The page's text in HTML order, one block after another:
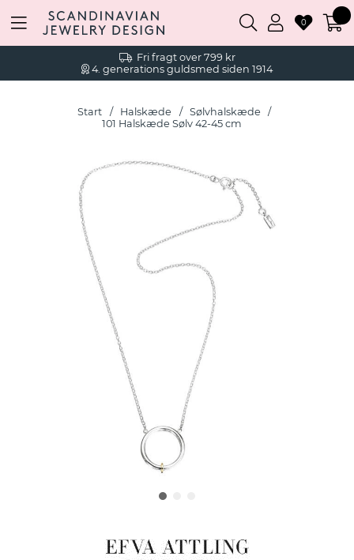
Fri fragt over 799 kr
4. generations guldsmed siden 1914
0
Start Halskæde
Sølvhalskæde
101 Halskæde Sølv 42-45 cm